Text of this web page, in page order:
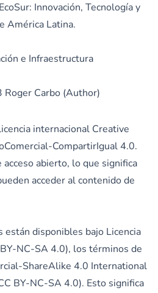
Innovación, Tecnología y
América Latina.
e Infraestructura
Carbo (Author)
internacional Creative
CompartirIgual 4.0.
acceso abierto, lo que significa
acceder al contenido de
disponibles bajo Licencia
NC-SA 4.0), los términos de
ShareAlike 4.0 International
BY-NC-SA 4.0). Esto significa